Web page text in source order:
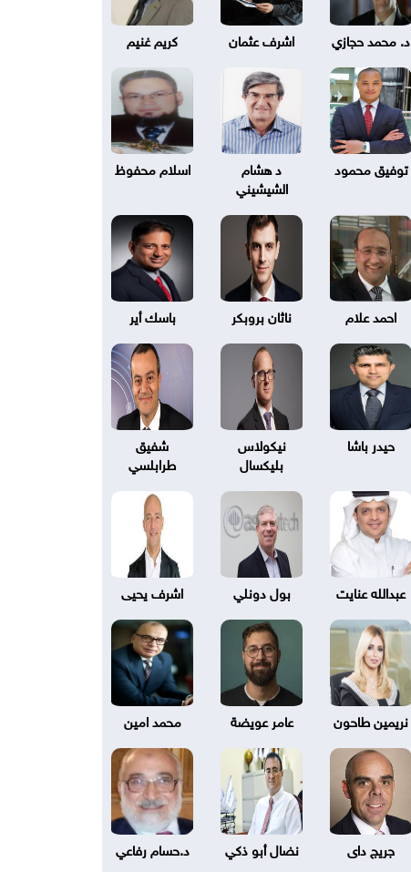
د. محمد حجازي اشرف عثمان كريم غنيم
توفيق محمود
د هشام
الشيشيني
اسلام محفوظ
احمد علام ناثان بروبكر باسك أير
حيدر باشا
نيكولاس
بليكسال
شفيق
طرابلسي
عبدالله عنايت بول دونلي اشرف يحيى
نريمين طاحون عامر عويضة محمد امين
جريج داى نضال أبو ذكي د.حسام رفاعي